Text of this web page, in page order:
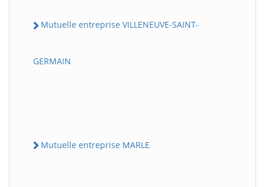
Mutuelle entreprise VILLENEUVE-SAINT-
GERMAIN
Mutuelle entreprise MARLE